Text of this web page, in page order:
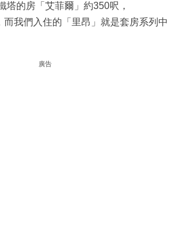
塔的房「艾菲爾」約350呎，
而我們入住的「里昂」就是套房系列中
廣告